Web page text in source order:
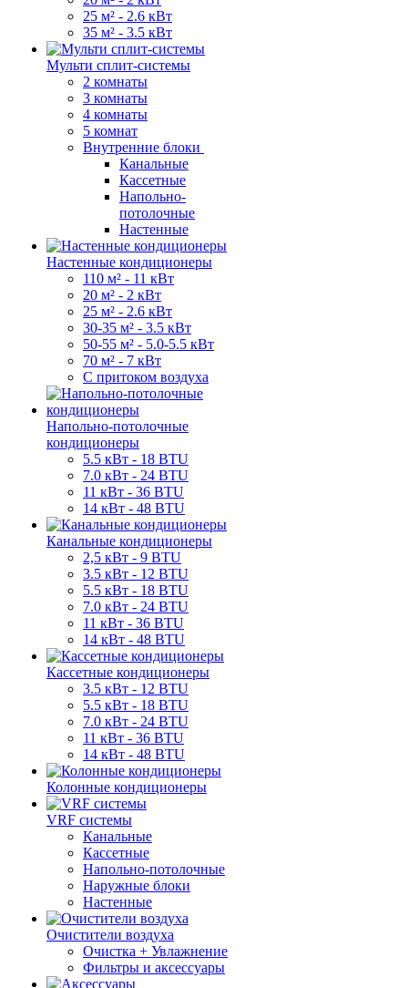
25 м² - 2.6 кВт
35 м² - 3.5 кВт
Мульти сплит-системы
2 комнаты
3 комнаты
4 комнаты
5 комнат
Внутренние блоки
Канальные
Кассетные
Напольно-
потолочные
Настенные
Настенные кондиционеры
110 м² - 11 кВт
20 м² - 2 кВт
25 м² - 2.6 кВт
30-35 м² - 3.5 кВт
50-55 м² - 5.0-5.5 кВт
70 м² - 7 кВт
С притоком воздуха
Напольно-потолочные
кондиционеры
5.5 кВт - 18 BTU
7.0 кВт - 24 BTU
11 кВт - 36 BTU
14 кВт - 48 BTU
Канальные кондиционеры
2,5 кВт - 9 BTU
3.5 кВт - 12 BTU
5.5 кВт - 18 BTU
7.0 кВт - 24 BTU
11 кВт - 36 BTU
14 кВт - 48 BTU
Кассетные кондиционеры
3.5 кВт - 12 BTU
5.5 кВт - 18 BTU
7.0 кВт - 24 BTU
11 кВт - 36 BTU
14 кВт - 48 BTU
Колонные кондиционеры
VRF системы
Канальные
Кассетные
Напольно-потолочные
Наружные блоки
Настенные
Очистители воздуха
Очистка + Увлажнение
Фильтры и аксессуары